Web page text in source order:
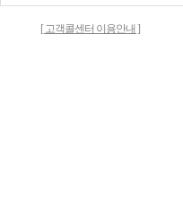
[ 고객콜센터 이용안내 ]